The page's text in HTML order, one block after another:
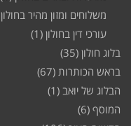
משלוחים ומזון מהיר בחולון
עורכי דין בחולון (1)
בלוג חולון (35)
בראש הכותרות (67)
הבלוג של יואב (1)
המוסף (6)